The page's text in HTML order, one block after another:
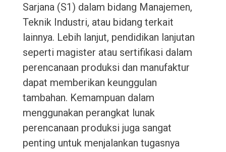
Sarjana (S1) dalam bidang Manajemen,
Teknik Industri, atau bidang terkait
lainnya. Lebih lanjut, pendidikan lanjutan
seperti magister atau sertifikasi dalam
perencanaan produksi dan manufaktur
dapat memberikan keunggulan
tambahan. Kemampuan dalam
menggunakan perangkat lunak
perencanaan produksi juga sangat
penting untuk menjalankan tugasnya